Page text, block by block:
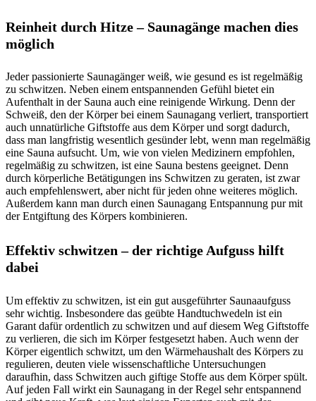
Reinheit durch Hitze – Saunagänge machen dies
möglich
Jeder passionierte Saunagänger weiß, wie gesund es ist regelmäßig
zu schwitzen. Neben einem entspannenden Gefühl bietet ein
Aufenthalt in der Sauna auch eine reinigende Wirkung. Denn der
Schweiß, den der Körper bei einem Saunagang verliert, transportiert
auch unnatürliche Giftstoffe aus dem Körper und sorgt dadurch,
dass man langfristig wesentlich gesünder lebt, wenn man regelmäßig
eine Sauna aufsucht. Um, wie von vielen Medizinern empfohlen,
regelmäßig zu schwitzen, ist eine Sauna bestens geeignet. Denn
durch körperliche Betätigungen ins Schwitzen zu geraten, ist zwar
auch empfehlenswert, aber nicht für jeden ohne weiteres möglich.
Außerdem kann man durch einen Saunagang Entspannung pur mit
der Entgiftung des Körpers kombinieren.
Effektiv schwitzen – der richtige Aufguss hilft
dabei
Um effektiv zu schwitzen, ist ein gut ausgeführter Saunaaufguss
sehr wichtig. Insbesondere das geübte Handtuchwedeln ist ein
Garant dafür ordentlich zu schwitzen und auf diesem Weg Giftstoffe
zu verlieren, die sich im Körper festgesetzt haben. Auch wenn der
Körper eigentlich schwitzt, um den Wärmehaushalt des Körpers zu
regulieren, deuten viele wissenschaftliche Untersuchungen
daraufhin, dass Schwitzen auch giftige Stoffe aus dem Körper spült.
Auf jeden Fall wirkt ein Saunagang in der Regel sehr entspannend